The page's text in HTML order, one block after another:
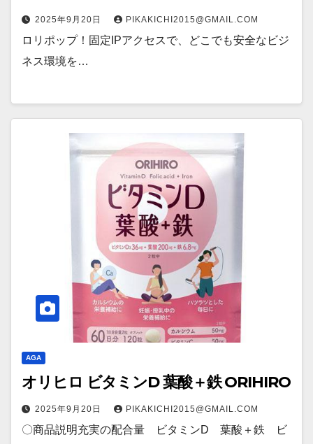
2025年9月20日 PIKAKICHI2015@GMAIL.COM
ロリポップ！固定IPアクセスで、どこでも安全なビジ
ネス環境を…
AGA
オリヒロ ビタミンD 葉酸＋鉄 ORIHIRO
2025年9月20日 PIKAKICHI2015@GMAIL.COM
〇商品説明充実の配合量 ビタミンD 葉酸＋鉄 ビ